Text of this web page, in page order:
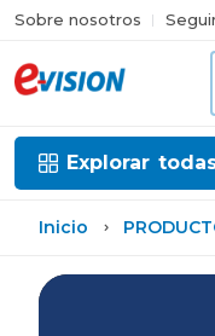
Sobre nosotros
Explorar
Inicio